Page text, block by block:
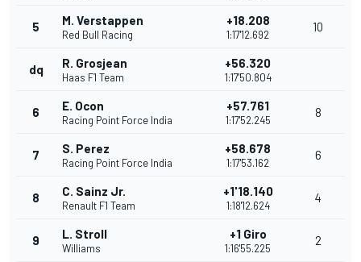
5 M. Verstappen
Red Bull Racing
+18.208
1:17'12.692
10
dq R. Grosjean
Haas F1 Team
+56.320
1:17'50.804
6 E. Ocon
Racing Point Force India
+57.761
1:17'52.245
8
7 S. Perez
Racing Point Force India
+58.678
1:17'53.162
6
8 C. Sainz Jr.
Renault F1 Team
+1'18.140
1:18'12.624
4
9 L. Stroll
Williams
+1 Giro
1:16'55.225
2